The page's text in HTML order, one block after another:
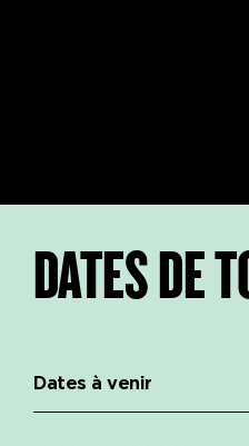
DATES DE
Dates à venir